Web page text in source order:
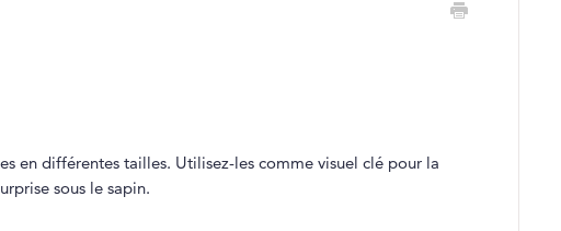
en différentes tailles. Utilisez-les comme visuel clé pour la
sous le sapin.